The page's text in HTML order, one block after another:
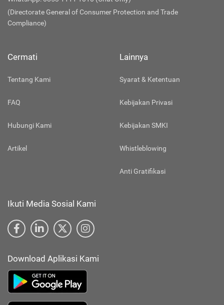
(Directorate General of Consumer Protection and Trade
Compliance)
Cermati
Tentang Kami
FAQ
Hubungi Kami
Artikel
Lainnya
Syarat & Ketentuan
Kebijakan Privasi
Kebijakan SMKI
Whistleblowing
Anti Gratifikasi
Ikuti Media Sosial Kami
Download Aplikasi Kami